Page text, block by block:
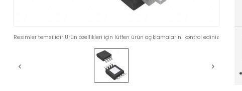
Resimler temsilidir Ürün özellikleri için lütfen ürün açıklamalarını kontrol ediniz